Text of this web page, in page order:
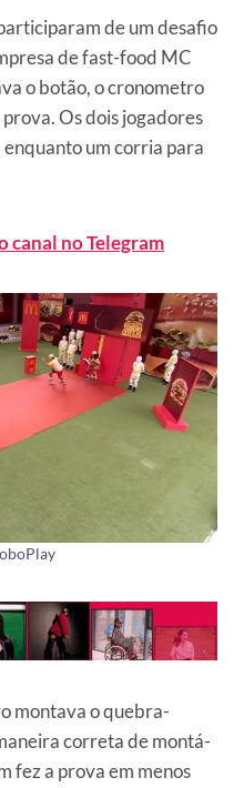
de um desafio
de fast-food MC
o botão, o cronometro
Os dois jogadores
um corria para
canal no Telegram
montava o quebra-
correta de montá-
fez a prova em menos